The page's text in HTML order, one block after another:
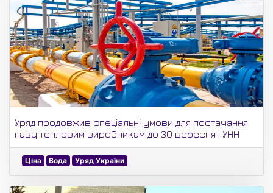
Уряд продовжив спеціальні умови для постачання
газу тепловим виробникам до 30 вересня | УНН
Ціна Вода Уряд України